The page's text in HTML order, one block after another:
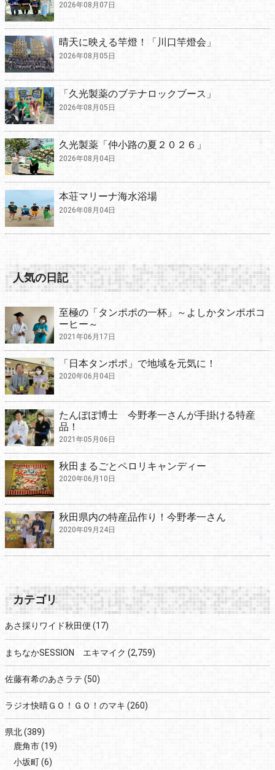
2026年08月07日
晴天に映える竿燈！「川口竿燈会」
2026年08月05日
「久光製薬のブテナロックブース」
2026年08月05日
久光製薬「仲小路の夏２０２６」
2026年08月04日
本荘マリーナ海水浴場
2026年08月04日
人気の日記
至極の「タンポポの一杯」～よしかタンポポコ
ーヒー～
2021年06月17日
「日本タンポポ」で地域を元気に！
2020年06月04日
たんぽぽ博士 今野孝一さんが手掛ける特産
品！
2021年05月06日
秋田まるごとペロリキャンディー
2020年06月10日
秋田県内の特産品作り！今野孝一さん
2020年09月24日
カテゴリ
あさ採りワイド秋田便 (17)
まちなかSESSION エキマイク (2,759)
佐藤有希のあさラテ (50)
ラジオ快晴ＧＯ！ＧＯ！のマキ (260)
県北(389)
鹿角市(19)
小坂町(6)